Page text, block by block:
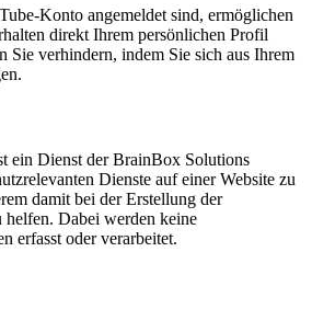
Konto angemeldet sind, ermöglichen
direkt Ihrem persönlichen Profil
Sie verhindern, indem Sie sich aus Ihrem
ein Dienst der BrainBox Solutions
Dienste auf einer Website zu
damit bei der Erstellung der
helfen. Dabei werden keine
erfasst oder verarbeitet.